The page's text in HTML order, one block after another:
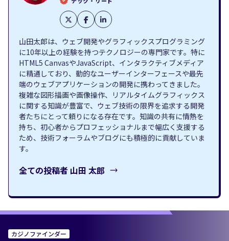
山田太郎は、ウェブ開発やグラフィックスプログラミング
に10年以上の経験を持つテクノロジーの専門家です。特に
HTML5 CanvasやJavaScript、インタラクティブメディア
に精通しており、動的なユーザーインターフェースや最先
端のウェブアプリケーションの開発に携わってきました。
複雑な図形描画や画像操作、リアルタイムグラフィックス
に関する知識が豊富で、ウェブ技術の限界を追求する開発
者たちにとって頼りになる存在です。知識の共有に情熱を
持ち、初心者からプロフェッショナルまで幅広く支援する
ため、技術フォーラムやブログにも積極的に貢献していま
す。
全ての投稿者 山田 太郎
カジノファインダー